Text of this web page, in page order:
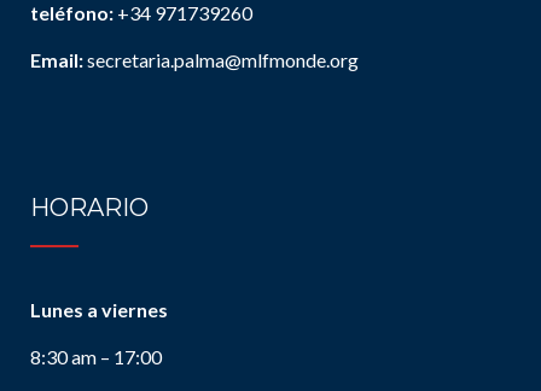
teléfono: +34 971739260
Email:secretaria.palma@mlfmonde.org
HORARIO
Lunes a viernes
8:30 am – 17:00